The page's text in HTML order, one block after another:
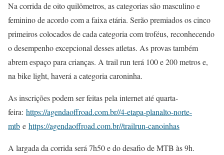
Na corrida de oito quilômetros, as categorias são masculino e
feminino de acordo com a faixa etária. Serão premiados os cinco
primeiros colocados de cada categoria com troféus, reconhecendo
o desempenho excepcional desses atletas. As provas também
abrem espaço para crianças. A trail run terá 100 e 200 metros e,
na bike light, haverá a categoria caroninha.
As inscrições podem ser feitas pela internet até quarta-
feira: https://agendaoffroad.com.br//4-etapa-planalto-norte-
mtb e https://agendaoffroad.com.br//trailrun-canoinhas
A largada da corrida será 7h50 e do desafio de MTB às 9h.